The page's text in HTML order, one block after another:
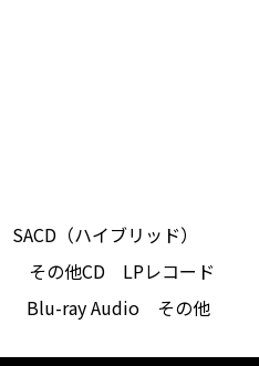
SACD（ハイブリッド）
その他CD
LPレコード
Blu-ray Audio その他